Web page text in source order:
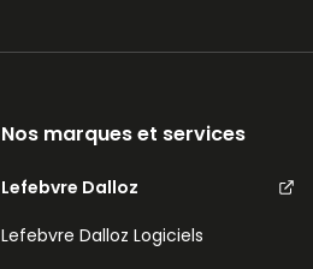
Nos marques et services
Lefebvre Dalloz
Lefebvre Dalloz Logiciels